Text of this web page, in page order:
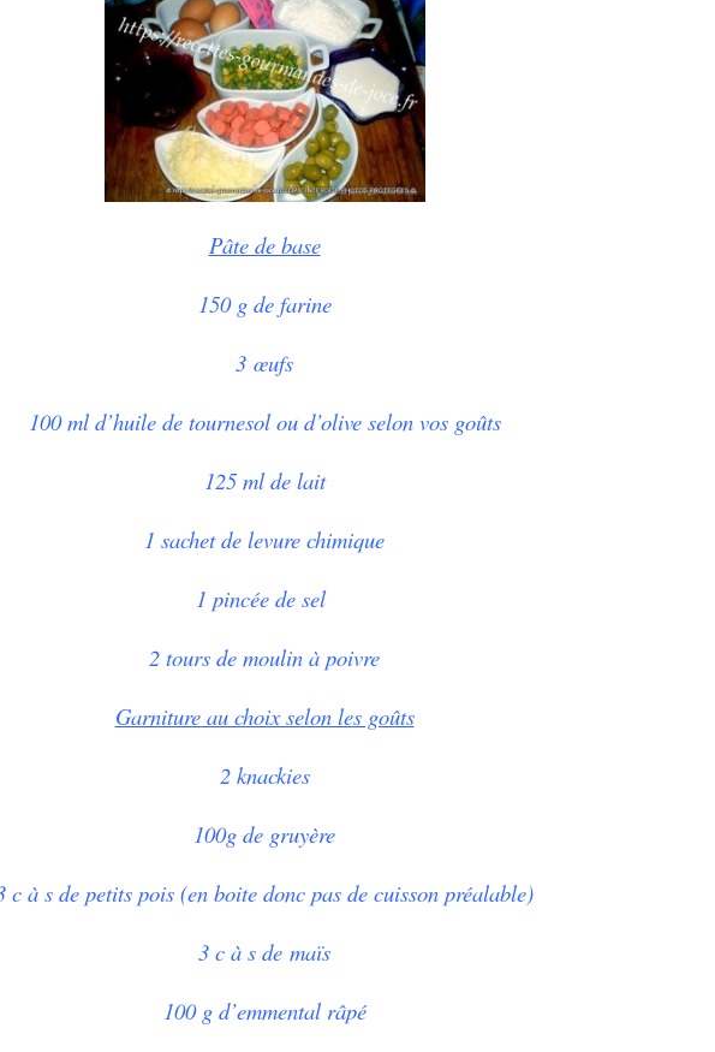
Pâte de base
150 g de farine
3 œufs
100 ml d’huile de tournesol ou d’olive selon vos goûts
125 ml de lait
1 sachet de levure chimique
1 pincée de sel
2 tours de moulin à poivre
Garniture au choix selon les goûts
2 knackies
100g de gruyère
c à s de petits pois (en boite donc pas de cuisson préalable)
3 c à s de maïs
100 g d’emmental râpé